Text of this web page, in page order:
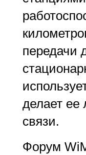
передачи
делает ее
связи.
Форум